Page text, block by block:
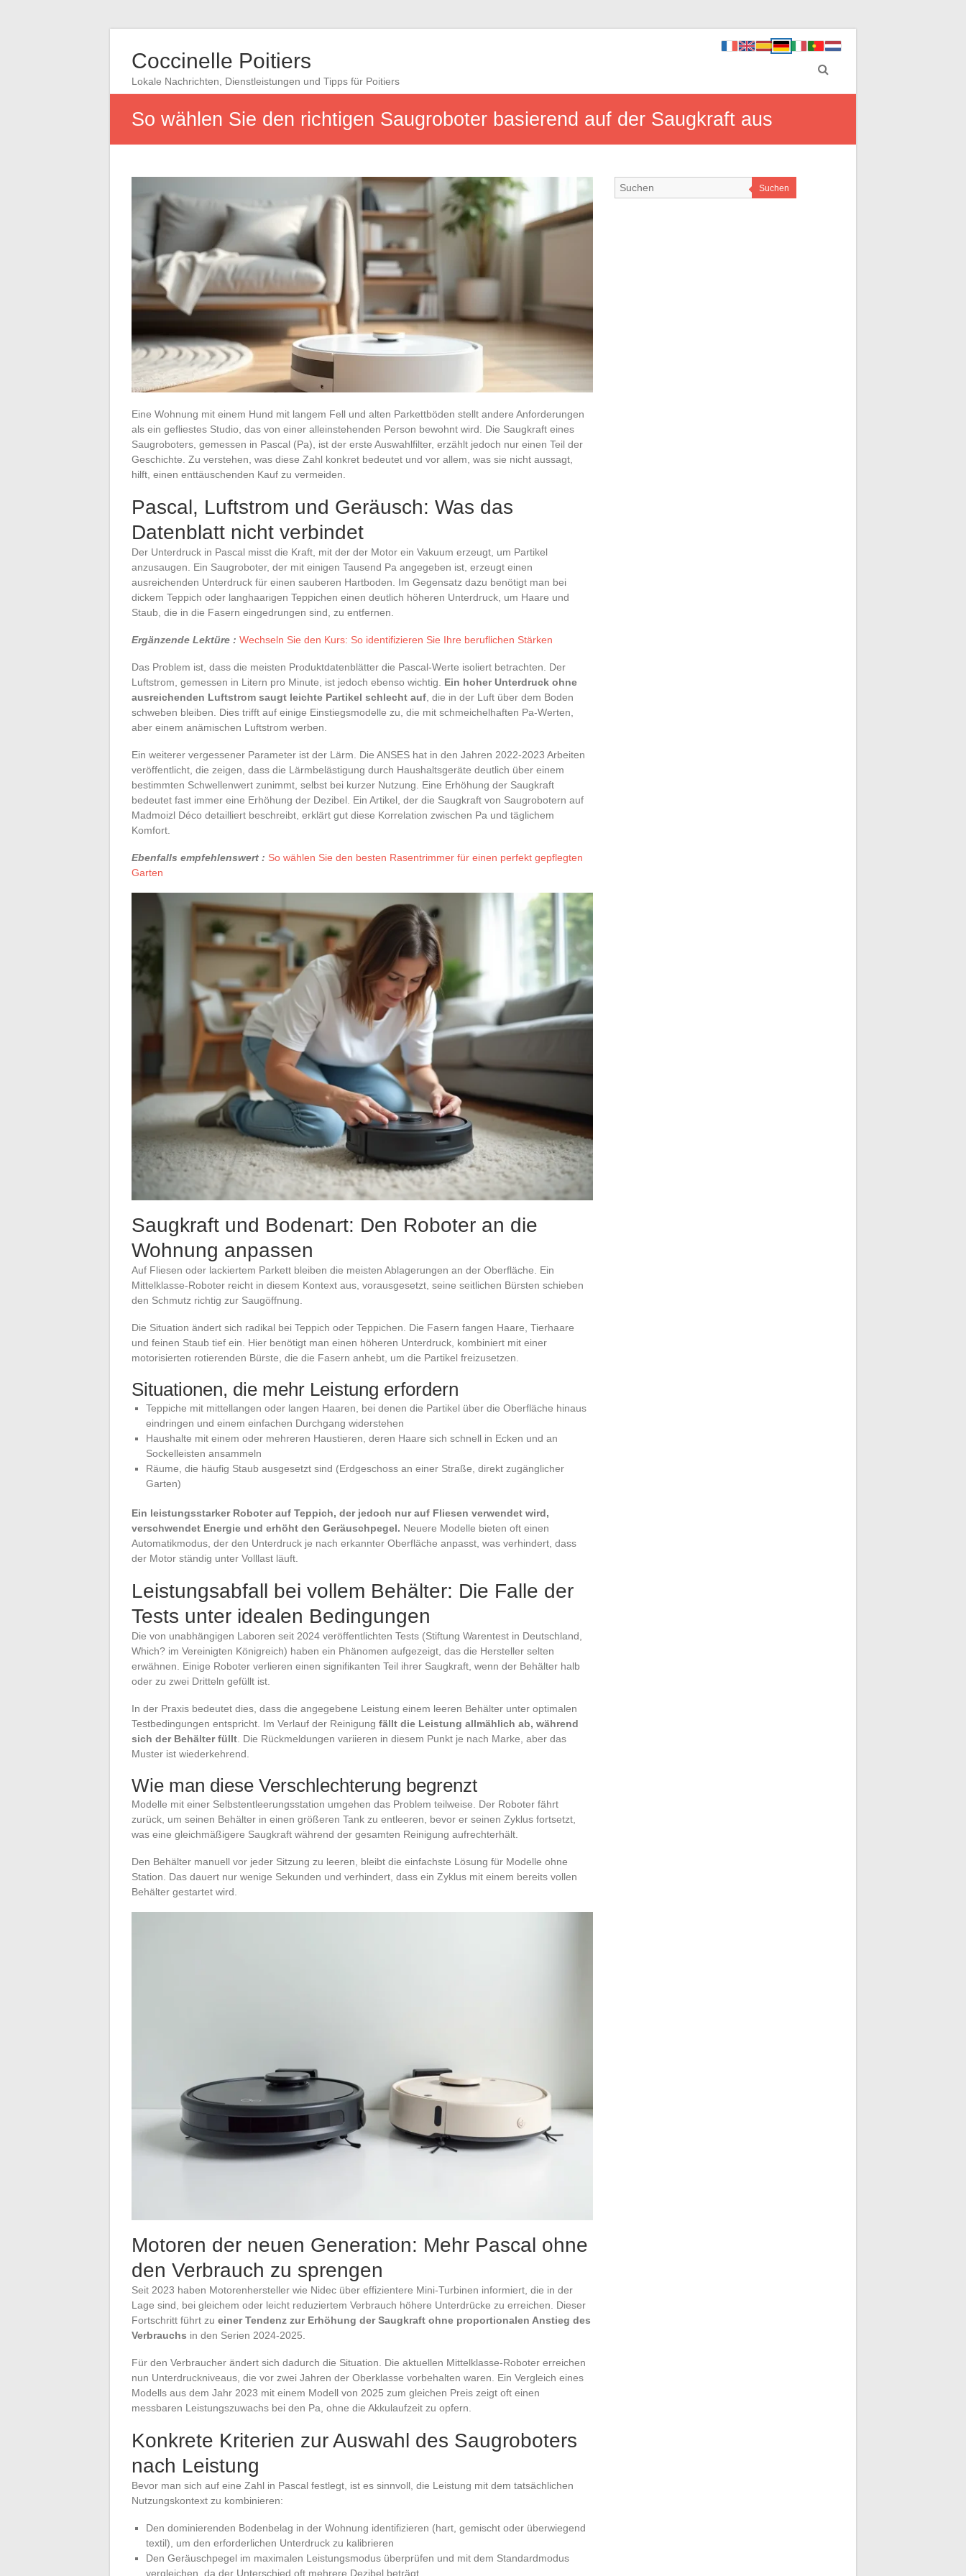
Coccinelle Poitiers
Lokale Nachrichten, Dienstleistungen und Tipps für Poitiers
So wählen Sie den richtigen Saugroboter basierend auf der Saugkraft aus
Eine Wohnung mit einem Hund mit langem Fell und alten Parkettböden stellt andere Anforderungen
als ein gefliestes Studio, das von einer alleinstehenden Person bewohnt wird. Die Saugkraft eines
Saugroboters, gemessen in Pascal (Pa), ist der erste Auswahlfilter, erzählt jedoch nur einen Teil der
Geschichte. Zu verstehen, was diese Zahl konkret bedeutet und vor allem, was sie nicht aussagt,
hilft, einen enttäuschenden Kauf zu vermeiden.
Pascal, Luftstrom und Geräusch: Was das
Datenblatt nicht verbindet
Der Unterdruck in Pascal misst die Kraft, mit der der Motor ein Vakuum erzeugt, um Partikel
anzusaugen. Ein Saugroboter, der mit einigen Tausend Pa angegeben ist, erzeugt einen
ausreichenden Unterdruck für einen sauberen Hartboden. Im Gegensatz dazu benötigt man bei
dickem Teppich oder langhaarigen Teppichen einen deutlich höheren Unterdruck, um Haare und
Staub, die in die Fasern eingedrungen sind, zu entfernen.
Ergänzende Lektüre : Wechseln Sie den Kurs: So identifizieren Sie Ihre beruflichen Stärken
Das Problem ist, dass die meisten Produktdatenblätter die Pascal-Werte isoliert betrachten. Der
Luftstrom, gemessen in Litern pro Minute, ist jedoch ebenso wichtig. Ein hoher Unterdruck ohne
ausreichenden Luftstrom saugt leichte Partikel schlecht auf , die in der Luft über dem Boden
schweben bleiben. Dies trifft auf einige Einstiegsmodelle zu, die mit schmeichelhaften Pa-Werten,
aber einem anämischen Luftstrom werben.
Ein weiterer vergessener Parameter ist der Lärm. Die ANSES hat in den Jahren 2022-2023 Arbeiten
veröffentlicht, die zeigen, dass die Lärmbelästigung durch Haushaltsgeräte deutlich über einem
bestimmten Schwellenwert zunimmt, selbst bei kurzer Nutzung. Eine Erhöhung der Saugkraft
bedeutet fast immer eine Erhöhung der Dezibel. Ein Artikel, der die Saugkraft von Saugrobotern auf
Madmoizl Déco detailliert beschreibt, erklärt gut diese Korrelation zwischen Pa und täglichem
Komfort.
Ebenfalls empfehlenswert : So wählen Sie den besten Rasentrimmer für einen perfekt gepflegten
Garten
Saugkraft und Bodenart: Den Roboter an die
Wohnung anpassen
Auf Fliesen oder lackiertem Parkett bleiben die meisten Ablagerungen an der Oberfläche. Ein
Mittelklasse-Roboter reicht in diesem Kontext aus, vorausgesetzt, seine seitlichen Bürsten schieben
den Schmutz richtig zur Saugöffnung.
Die Situation ändert sich radikal bei Teppich oder Teppichen. Die Fasern fangen Haare, Tierhaare
und feinen Staub tief ein. Hier benötigt man einen höheren Unterdruck, kombiniert mit einer
motorisierten rotierenden Bürste, die die Fasern anhebt, um die Partikel freizusetzen.
Situationen, die mehr Leistung erfordern
Teppiche mit mittellangen oder langen Haaren, bei denen die Partikel über die Oberfläche hinaus
eindringen und einem einfachen Durchgang widerstehen
Haushalte mit einem oder mehreren Haustieren, deren Haare sich schnell in Ecken und an
Sockelleisten ansammeln
Räume, die häufig Staub ausgesetzt sind (Erdgeschoss an einer Straße, direkt zugänglicher
Garten)
Ein leistungsstarker Roboter auf Teppich, der jedoch nur auf Fliesen verwendet wird,
verschwendet Energie und erhöht den Geräuschpegel. Neuere Modelle bieten oft einen
Automatikmodus, der den Unterdruck je nach erkannter Oberfläche anpasst, was verhindert, dass
der Motor ständig unter Volllast läuft.
Leistungsabfall bei vollem Behälter: Die Falle der
Tests unter idealen Bedingungen
Die von unabhängigen Laboren seit 2024 veröffentlichten Tests (Stiftung Warentest in Deutschland,
Which? im Vereinigten Königreich) haben ein Phänomen aufgezeigt, das die Hersteller selten
erwähnen. Einige Roboter verlieren einen signifikanten Teil ihrer Saugkraft, wenn der Behälter halb
oder zu zwei Dritteln gefüllt ist.
In der Praxis bedeutet dies, dass die angegebene Leistung einem leeren Behälter unter optimalen
Testbedingungen entspricht. Im Verlauf der Reinigung fällt die Leistung allmählich ab, während
sich der Behälter füllt. Die Rückmeldungen variieren in diesem Punkt je nach Marke, aber das
Muster ist wiederkehrend.
Wie man diese Verschlechterung begrenzt
Modelle mit einer Selbstentleerungsstation umgehen das Problem teilweise. Der Roboter fährt
zurück, um seinen Behälter in einen größeren Tank zu entleeren, bevor er seinen Zyklus fortsetzt,
was eine gleichmäßigere Saugkraft während der gesamten Reinigung aufrechterhält.
Den Behälter manuell vor jeder Sitzung zu leeren, bleibt die einfachste Lösung für Modelle ohne
Station. Das dauert nur wenige Sekunden und verhindert, dass ein Zyklus mit einem bereits vollen
Behälter gestartet wird.
Motoren der neuen Generation: Mehr Pascal ohne
den Verbrauch zu sprengen
Seit 2023 haben Motorenhersteller wie Nidec über effizientere Mini-Turbinen informiert, die in der
Lage sind, bei gleichem oder leicht reduziertem Verbrauch höhere Unterdrücke zu erreichen. Dieser
Fortschritt führt zu einer Tendenz zur Erhöhung der Saugkraft ohne proportionalen Anstieg des
Verbrauchs in den Serien 2024-2025.
Für den Verbraucher ändert sich dadurch die Situation. Die aktuellen Mittelklasse-Roboter erreichen
nun Unterdruckniveaus, die vor zwei Jahren der Oberklasse vorbehalten waren. Ein Vergleich eines
Modells aus dem Jahr 2023 mit einem Modell von 2025 zum gleichen Preis zeigt oft einen
messbaren Leistungszuwachs bei den Pa, ohne die Akkulaufzeit zu opfern.
Konkrete Kriterien zur Auswahl des Saugroboters
nach Leistung
Bevor man sich auf eine Zahl in Pascal festlegt, ist es sinnvoll, die Leistung mit dem tatsächlichen
Nutzungskontext zu kombinieren:
Den dominierenden Bodenbelag in der Wohnung identifizieren (hart, gemischt oder überwiegend
textil), um den erforderlichen Unterdruck zu kalibrieren
Den Geräuschpegel im maximalen Leistungsmodus überprüfen und mit dem Standardmodus
vergleichen, da der Unterschied oft mehrere Dezibel beträgt
Suchen